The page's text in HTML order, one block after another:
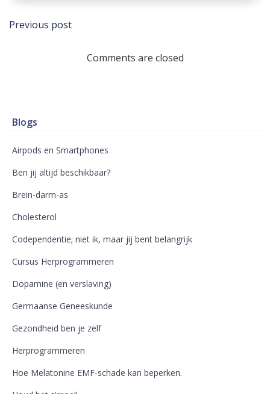
Bericht
navigatie
Previous post
Comments are closed
Blogs
Airpods en Smartphones
Ben jij altijd beschikbaar?
Brein-darm-as
Cholesterol
Codependentie; niet ik, maar jij bent belangrijk
Cursus Herprogrammeren
Dopamine (en verslaving)
Germaanse Geneeskunde
Gezondheid ben je zelf
Herprogrammeren
Hoe Melatonine EMF-schade kan beperken.